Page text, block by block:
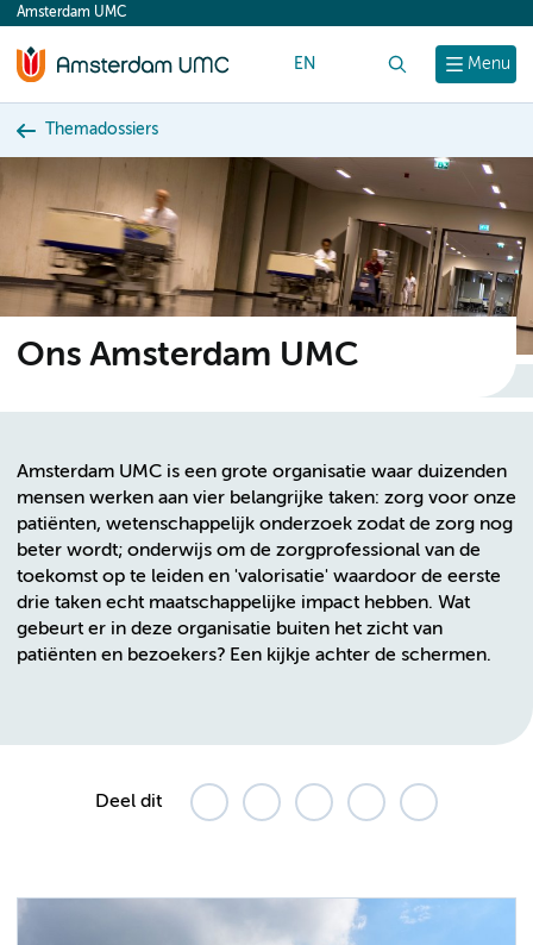
content
Menu
Amsterdam UMC
EN
Themadossiers
Ons Amsterdam UMC
Amsterdam UMC is een grote organisatie waar duizenden
mensen werken aan vier belangrijke taken: zorg voor onze
patiënten, wetenschappelijk onderzoek zodat de zorg nog
beter wordt; onderwijs om de zorgprofessional van de
toekomst op te leiden en 'valorisatie' waardoor de eerste
drie taken echt maatschappelijke impact hebben. Wat
gebeurt er in deze organisatie buiten het zicht van
patiënten en bezoekers? Een kijkje achter de schermen.
Deel dit